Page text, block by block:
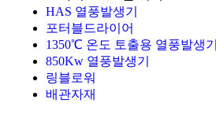
HAS 열풍발생기
포터블드라이어
1350℃ 온도 토출용 열풍발생기
850Kw 열풍발생기
링블로워
배관자재